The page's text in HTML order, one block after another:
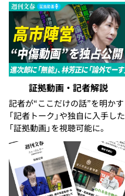
証拠動画・記者解説
記者が“ここだけの話”を明かす
「記者トーク」や独自に入手した
「証拠動画」を視聴可能に。